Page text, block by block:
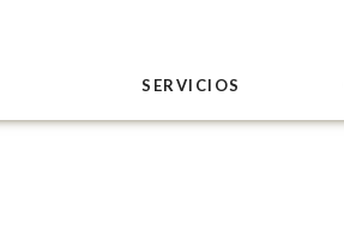
SERVICIOS